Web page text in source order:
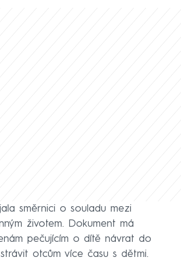
směrnici o souladu mezi
životem. Dokument má
pečujícím o dítě návrat do
otcům více času s dětmi.